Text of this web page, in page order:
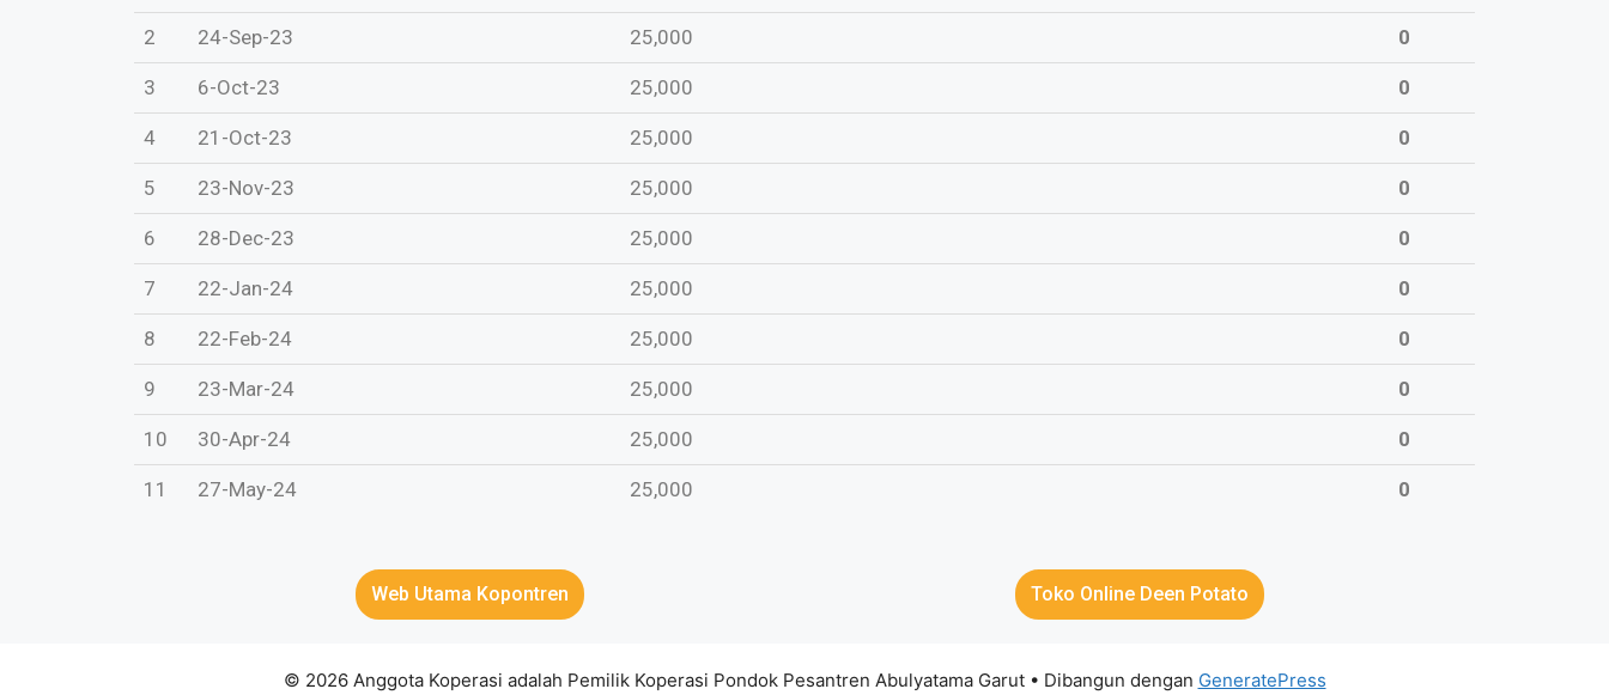
2 24-Sep-23 25,000 0
3 6-Oct-23 25,000 0
4 21-Oct-23 25,000 0
5 23-Nov-23 25,000 0
6 28-Dec-23 25,000 0
7 22-Jan-24 25,000 0
8 22-Feb-24 25,000 0
9 23-Mar-24 25,000 0
10 30-Apr-24 25,000 0
11 27-May-24 25,000 0
Web Utama Kopontren Toko Online Deen Potato
© 2026 Anggota Koperasi adalah Pemilik Koperasi Pondok Pesantren Abulyatama Garut• Dibangun dengan GeneratePress